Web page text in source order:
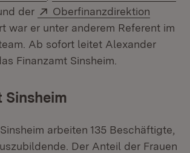
in neuem Fenster)
der Extern:
Oberfinanzdirektion
in neuem Fenster)
war er unter anderem Referent im
Ab sofort leitet Alexander
Finanzamt Sinsheim.
Sinsheim
arbeiten 135 Beschäftigte,
Der Anteil der Frauen